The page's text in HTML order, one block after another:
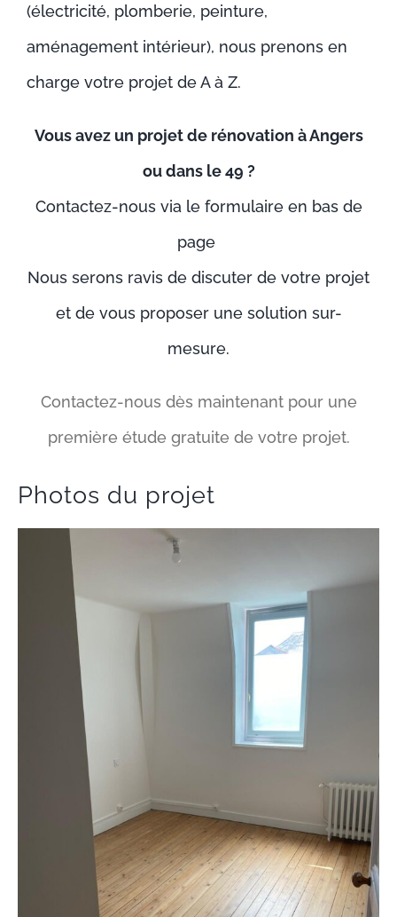
(électricité, plomberie, peinture,
aménagement intérieur), nous prenons en
charge votre projet de A à Z.
Vous avez un projet de rénovation à Angers
ou dans le 49 ?
Contactez-nous via le formulaire en bas de
page
Nous serons ravis de discuter de votre projet
et de vous proposer une solution sur-
mesure.
Contactez-nous dès maintenant pour une
première étude gratuite de votre projet.
Photos du projet